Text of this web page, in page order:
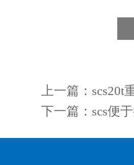
上一篇： scs20t
下一篇： scs便